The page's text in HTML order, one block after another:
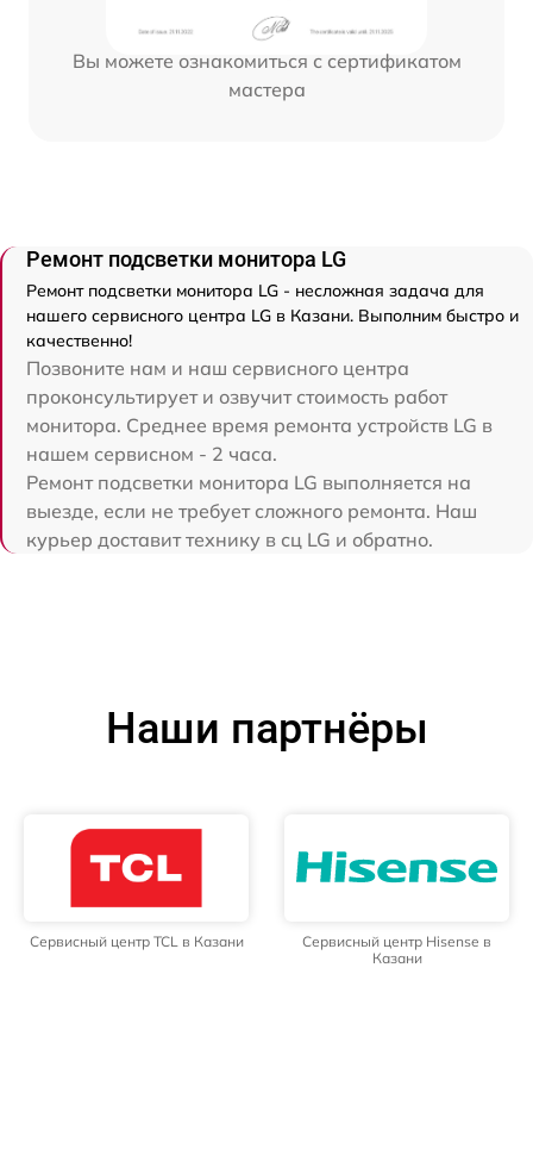
Вы можете ознакомиться с сертификатом
мастера
Ремонт подсветки монитора LG
Ремонт подсветки монитора LG - несложная задача для
нашего сервисного центра LG в Казани. Выполним быстро и
качественно!
Позвоните нам и наш сервисного центра
проконсультирует и озвучит стоимость работ
монитора. Среднее время ремонта устройств LG в
нашем сервисном - 2 часа.
Ремонт подсветки монитора LG выполняется на
выезде, если не требует сложного ремонта. Наш
курьер доставит технику в сц LG и обратно.
Наши партнёры
Сервисный центр TCL в Казани
Сервисный центр Hisense в
Казани